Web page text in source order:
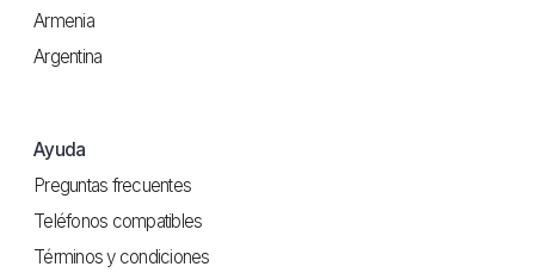
Armenia
Argentina
Ayuda
Preguntas frecuentes
Teléfonos compatibles
Términos y condiciones